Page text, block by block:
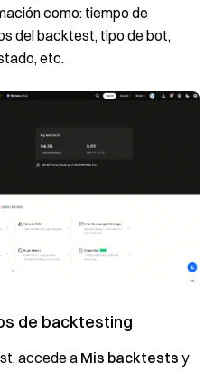
como: tiempo de
del backtest, tipo de bot,
etc.
de backtesting
accede a Mis backtests y